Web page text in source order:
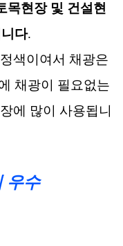
목현장 및 건설현
다.
색이여서 채광은
채광이 필요없는
에 많이 사용됩니
우수